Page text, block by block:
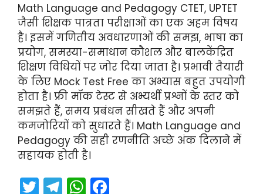
Math Language and Pedagogy CTET, UPTET
जैसी शिक्षक पात्रता परीक्षाओं का एक अहम विषय
है। इसमें गणितीय अवधारणाओं की समझ, भाषा का
प्रयोग, समस्या-समाधान कौशल और बालकेंद्रित
शिक्षण विधियों पर जोर दिया जाता है। प्रभावी तैयारी
के लिए Mock Test Free का अभ्यास बहुत उपयोगी
होता है। फ्री मॉक टेस्ट से अभ्यर्थी प्रश्नों के स्तर को
समझते हैं, समय प्रबंधन सीखते हैं और अपनी
कमजोरियों को सुधारते हैं। Math Language and
Pedagogy की सही रणनीति अच्छे अंक दिलाने में
सहायक होती है।
T T W